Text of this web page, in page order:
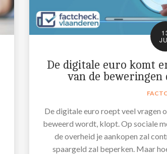
De digitale euro komt
van de beweringen
De digitale euro roept veel vragen
beweerd wordt, klopt. Op sociale
de overheid je aankopen zal
spaargeld zal beperken. Maar